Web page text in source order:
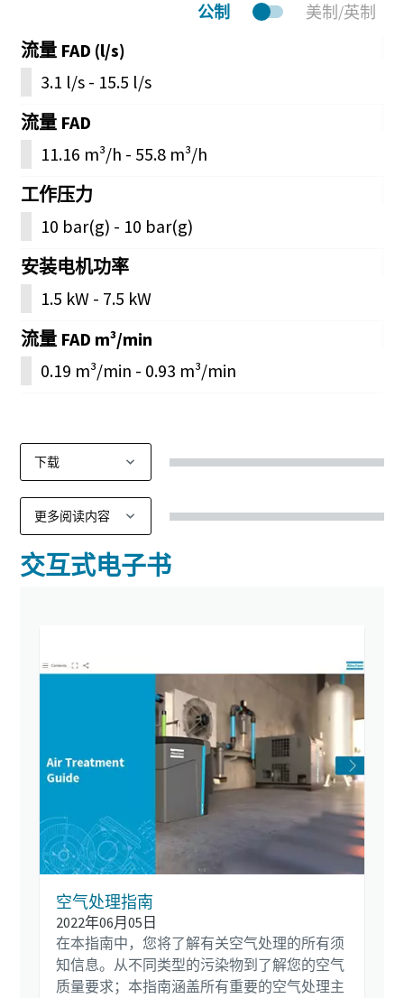
公制 美制/英制
流量 FAD (l/s)
3.1 l/s - 15.5 l/s
流量 FAD
11.16 m³/h - 55.8 m³/h
工作压力
10 bar(g) - 10 bar(g)
安装电机功率
1.5 kW - 7.5 kW
流量 FAD m³/min
0.19 m³/min - 0.93 m³/min
交互式电子书
空气处理指南
2022年06月05日
在本指南中，您将了解有关空气处理的所有须
知信息。从不同类型的污染物到了解您的空气
质量要求；本指南涵盖所有重要的空气处理主